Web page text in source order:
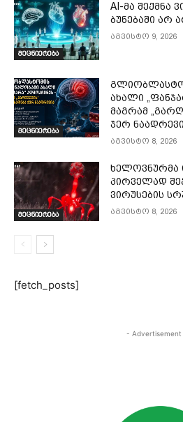
მეცნიერება
AI-მა შექმნა
ბუნებაში არ
აგვისტო 9, 2026
მეცნიერება
ახალი
მაგრამ
ჯერ
აგვისტო 8, 2026
მეცნიერება
ხელოვნურმა
პირველად
ვირუსების
აგვისტო 8, 2026
[fetch_posts]
- Advertisement